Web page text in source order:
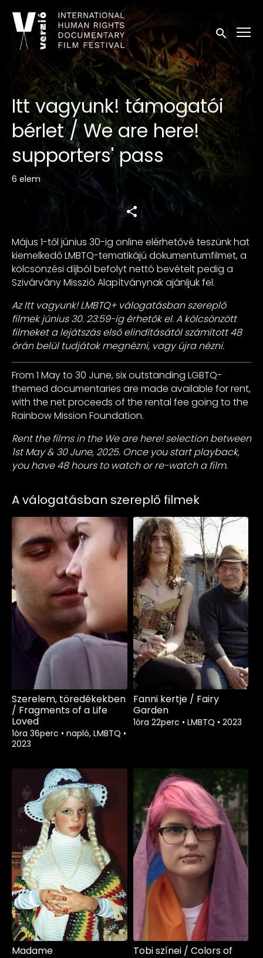
Kisegítő lehetőségek linkek
Keresés
Itt vagyunk! támogatói
bérlet / We are here!
supporters' pass
6 elem
Május 1-től június 30-ig online elérhetővé teszünk hat
kiemelkedő LMBTQ-tematikájú dokumentumfilmet, a
kölcsönzési díjból befolyt nettó bevételt pedig a
Szivárvány Misszió Alapítványnak ajánljuk fel.
Az Itt vagyunk! LMBTQ+ válogatásban szereplő
filmek június 30. 23:59-ig érhetők el. A kölcsönzött
filmeket a lejátszás első elindításától számított 48
órán belül tudjátok megnézni, vagy újra nézni.
From 1 May to 30 June, six outstanding LGBTQ-
themed documentaries are made available for rent,
with the net proceeds of the rental fee going to the
Rainbow Mission Foundation.
Rent the films in the We are here! selection between
1st May & 30 June, 2025. Once you start playback,
you have 48 hours to watch or re-watch a film.
A válogatásban szereplő filmek
Szerelem, töredékekben
/ Fragments of a Life
Loved
1óra 36perc • napló, LMBTQ •
2023
Fanni kertje / Fairy
Garden
1óra 22perc • LMBTQ • 2023
Madame
Tobi színei / Colors of